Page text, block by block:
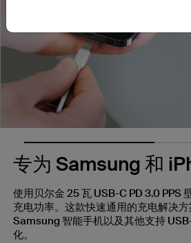
专为 Samsung 和
使用贝尔金 25 瓦 USB-C PD 3.0 PPS
充电功率。这款快速通用的充电解决
Samsung 智能手机以及其他支持
化。